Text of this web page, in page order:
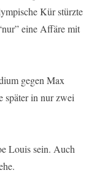
Kür stürzte
eine Affäre mit
gegen Max
später in nur zwei
Louis sein. Auch